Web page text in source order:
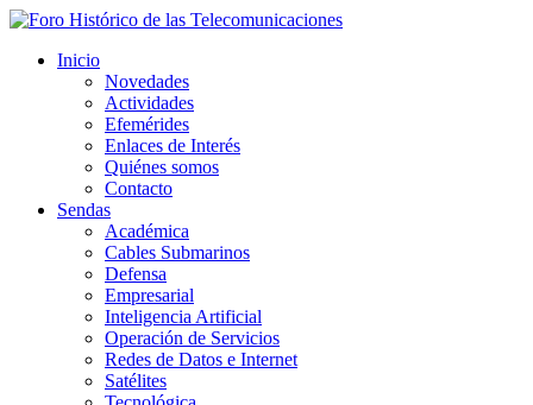
Inicio
Novedades
Actividades
Efemérides
Enlaces de Interés
Quiénes somos
Contacto
Sendas
Académica
Cables Submarinos
Defensa
Empresarial
Inteligencia Artificial
Operación de Servicios
Redes de Datos e Internet
Satélites